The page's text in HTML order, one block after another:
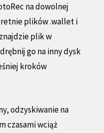
na dowolnej
plików .wallet i
plik w
go na inny dysk
kroków
odzyskiwanie na
czasami wciąż